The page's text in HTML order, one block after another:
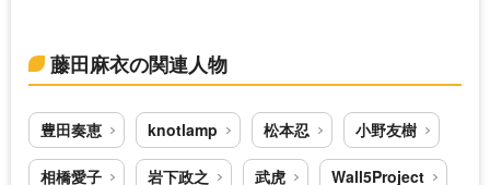
藤田麻衣の関連人物
豊田奏恵 knotlamp 松本忍 小野友樹
相橋愛子 岩下政之 武虎 Wall5Project